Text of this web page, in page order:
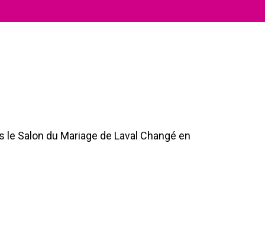
Salon du Mariage de Laval Changé en